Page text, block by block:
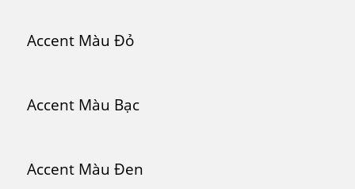
Accent Màu Đỏ
Accent Màu Bạc
Accent Màu Đen